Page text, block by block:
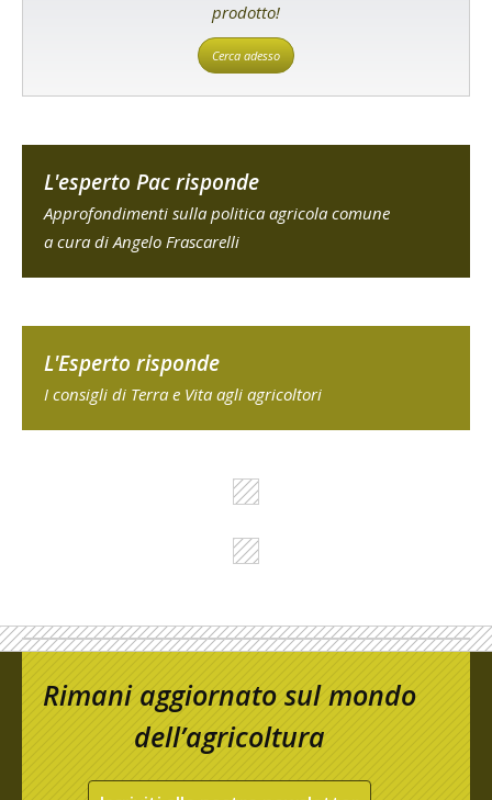
prodotto!
Cerca adesso
L'esperto Pac risponde
Approfondimenti sulla politica agricola comune
a cura di Angelo Frascarelli
L'Esperto risponde
I consigli di Terra e Vita agli agricoltori
Rimani aggiornato sul mondo
dell’agricoltura